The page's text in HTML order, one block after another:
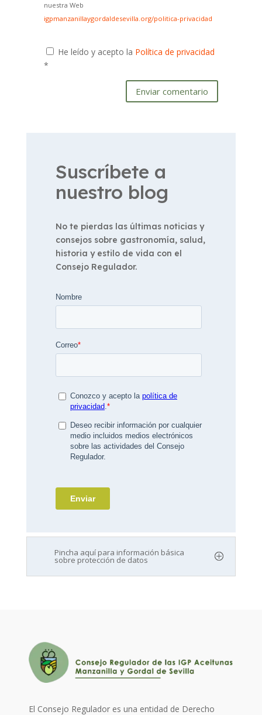
nuestra Web
igpmanzanillaygordaldesevilla.org/politica-privacidad
He leído y acepto la Política de privacidad
*
Enviar comentario
Suscríbete a
nuestro blog
No te pierdas las últimas noticias y
consejos sobre gastronomía, salud,
historia y estilo de vida con el
Consejo Regulador.
Pincha aquí para información básica
sobre protección de datos
El Consejo Regulador es una entidad de Derecho